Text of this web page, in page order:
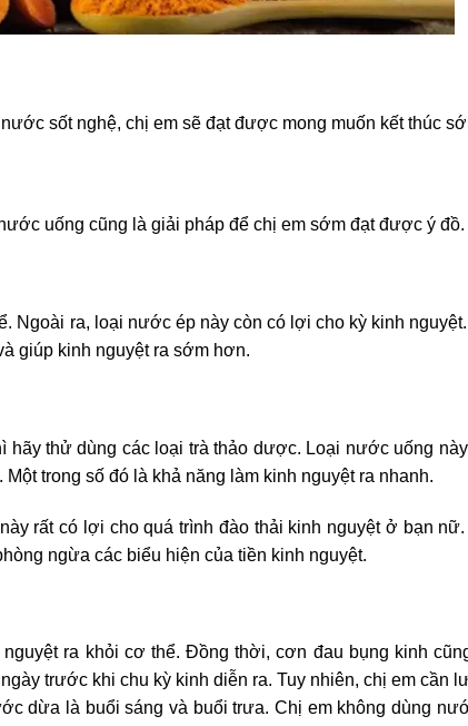
sốt nghệ, chị em sẽ đạt được mong muốn kết thúc
uống cũng là giải pháp để chị em sớm đạt được ý đồ.
Ngoài ra, loại nước ép này còn có lợi cho kỳ kinh
giúp kinh nguyệt ra sớm hơn.
hãy thử dùng các loại trà thảo dược. Loại nước uống
trong số đó là khả năng làm kinh nguyệt ra nhanh.
rất có lợi cho quá trình đào thải kinh nguyệt ở bạn
ngừa các biểu hiện của tiền kinh nguyệt.
ra khỏi cơ thể. Đồng thời, cơn đau bụng kinh
trước khi chu kỳ kinh diễn ra. Tuy nhiên, chị em cần
dừa là buổi sáng và buổi trưa. Chị em không dùng